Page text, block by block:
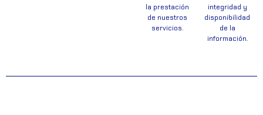
la prestación
de nuestros
servicios.
integridad y
disponibilidad
de la
información.